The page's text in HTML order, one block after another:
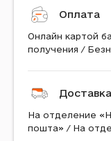
Оплата
Онлайн картой
получения /
Доставка
На отделение
пошта» / На